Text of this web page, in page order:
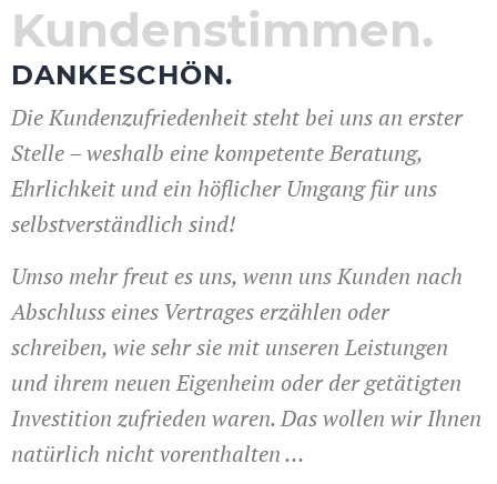
Kundenstimmen.
DANKESCHÖN.
Die Kundenzufriedenheit steht bei uns an erster
Stelle – weshalb eine kompetente Beratung,
Ehrlichkeit und ein höflicher Umgang für uns
selbstverständlich sind!
Umso mehr freut es uns, wenn uns Kunden nach
Abschluss eines Vertrages erzählen oder
schreiben, wie sehr sie mit unseren Leistungen
und ihrem neuen Eigenheim oder der getätigten
Investition zufrieden waren. Das wollen wir Ihnen
natürlich nicht vorenthalten …